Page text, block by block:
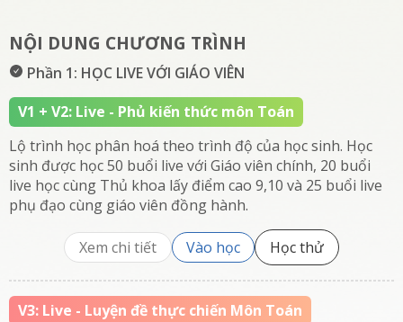
NỘI DUNG CHƯƠNG TRÌNH
Phần 1: HỌC LIVE VỚI GIÁO VIÊN
V1 + V2: Live - Phủ kiến thức môn Toán
Lộ trình học phân hoá theo trình độ của học sinh. Học
sinh được học 50 buổi live với Giáo viên chính, 20 buổi
live học cùng Thủ khoa lấy điểm cao 9,10 và 25 buổi live
phụ đạo cùng giáo viên đồng hành.
Xem chi tiết Vào học Học thử
V3: Live - Luyện đề thực chiến Môn Toán